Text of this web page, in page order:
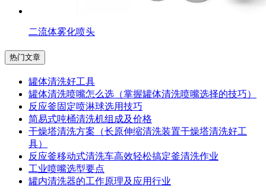
二流体雾化喷头
热门文章
罐体清洗好工具
罐体清洗喷嘴怎么选（掌握罐体清洗喷嘴选择的技巧）
反应釜固定喷淋球选用技巧
简易式吨桶清洗机组成及价格
干燥塔清洗方案（长原伸缩清洗装置干燥塔清洗好工
具）
反应釜移动式清洗车高效轻松搞定釜清洗作业
工业喷嘴选型要点
罐内清洗器的工作原理及应用行业